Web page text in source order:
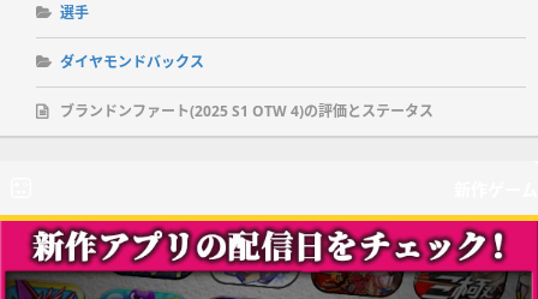
選手
ダイヤモンドバックス
ブランドンファート(2025 S1 OTW 4)の評価とステータス